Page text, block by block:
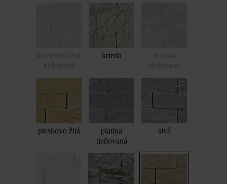
krieda
pieskovo žltá
platina
tieňovaná
sivá